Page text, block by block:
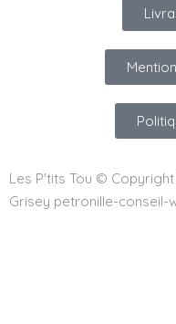
Les P'tits Tou ©
Grisey petronille-conseil-